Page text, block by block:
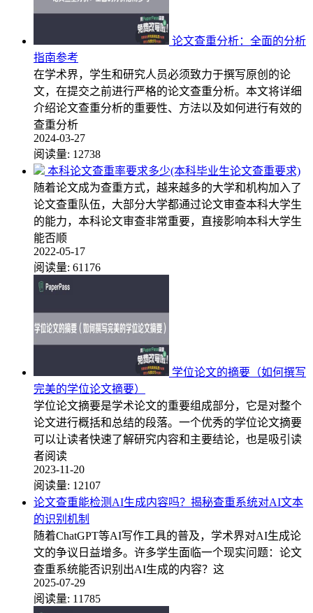
论文查重分析：全面的分析
指南参考
在学术界，学生和研究人员必须致力于撰写原创的论
文，在提交之前进行严格的论文查重分析。本文将详细
介绍论文查重分析的重要性、方法以及如何进行有效的
查重分析
2024-03-27
阅读量: 12738
本科论文查重率要求多少(本科毕业生论文查重要求)
随着论文成为查重方式，越来越多的大学和机构加入了
论文查重队伍，大部分大学都通过论文审查本科大学生
的能力，本科论文审查非常重要，直接影响本科大学生
能否顺
2022-05-17
阅读量: 61176
学位论文的摘要（如何撰写
完美的学位论文摘要）
学位论文摘要是学术论文的重要组成部分，它是对整个
论文进行概括和总结的段落。一个优秀的学位论文摘要
可以让读者快速了解研究内容和主要结论，也是吸引读
者阅读
2023-11-20
阅读量: 12107
论文查重能检测AI生成内容吗？揭秘查重系统对AI文本
的识别机制
随着ChatGPT等AI写作工具的普及，学术界对AI生成论
文的争议日益增多。许多学生面临一个现实问题：论文
查重系统能否识别出AI生成的内容？这
2025-07-29
阅读量: 11785